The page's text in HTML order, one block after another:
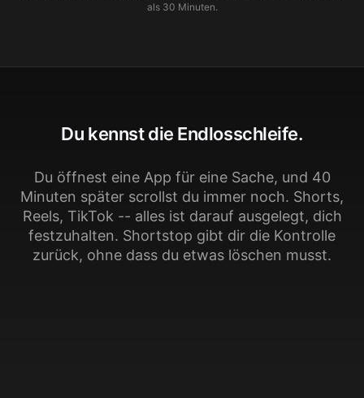
als 30 Minuten.
Du kennst die Endlosschleife.
Du öffnest eine App für eine Sache, und 40
Minuten später scrollst du immer noch. Shorts,
Reels, TikTok -- alles ist darauf ausgelegt, dich
festzuhalten. Shortstop gibt dir die Kontrolle
zurück, ohne dass du etwas löschen musst.